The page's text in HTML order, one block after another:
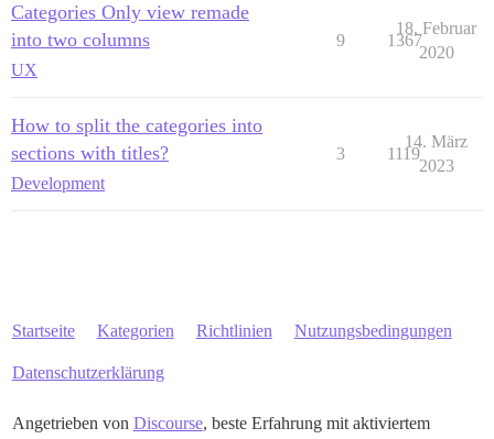
Categories Only view remade
into two columns
UX
9 1367
18. Februar
2020
How to split the categories into
sections with titles?
Development
3 1119
14. März
2023
Startseite Kategorien Richtlinien Nutzungsbedingungen
Datenschutzerklärung
Angetrieben von Discourse, beste Erfahrung mit aktiviertem